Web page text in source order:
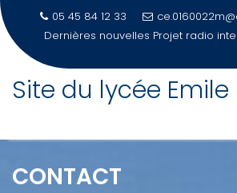
Skip
05 45 84 12 33
Dernières nouvelles Projet radio
Site du lycée Emile
CONTACT